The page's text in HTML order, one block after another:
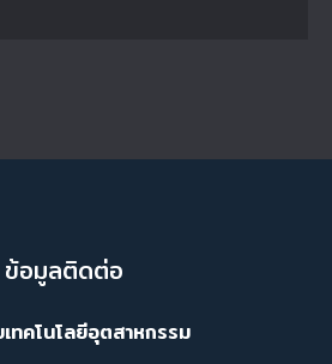
ข้อมูลติดต่อ
ทคโนโลยีอุตสาหกรรม